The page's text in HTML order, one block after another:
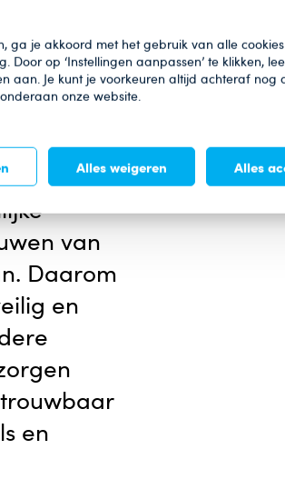
ga je akkoord met het gebruik van alle
Door op ‘Instellingen aanpassen’ te klikken,
aan. Je kunt je voorkeuren altijd achteraf nog
onze website.
Alles weigeren Alles
zie
en in
van
Daarom
en
en